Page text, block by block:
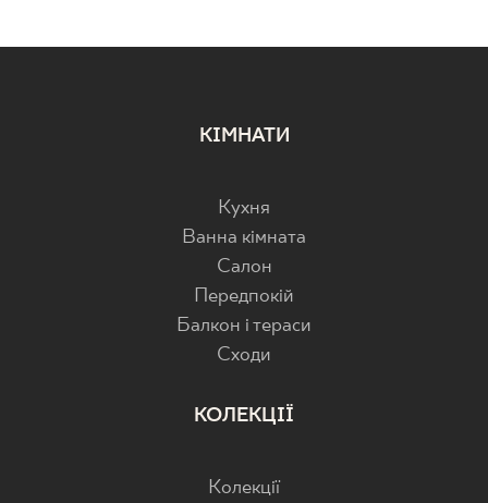
КІМНАТИ
Кухня
Ванна кімната
Салон
Передпокій
Балкон і тераси
Cходи
КОЛЕКЦІЇ
Колекції